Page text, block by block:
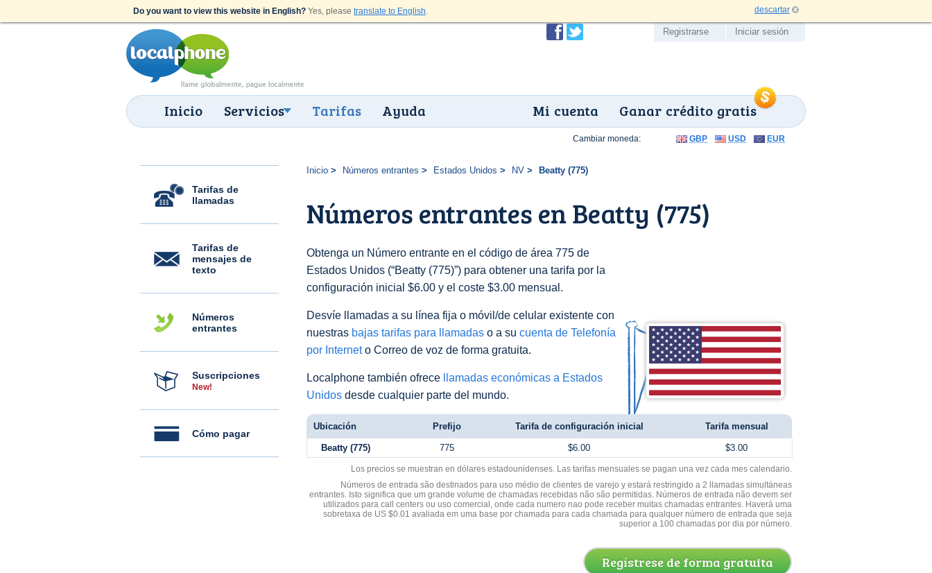
Do you want to view this website in English? Yes, please translate to English. descartar
Inicio Servicios Tarifas Ayuda Ganar crédito gratis
Mi cuenta
Registrarse Iniciar sesión
Tarifas de
llamadas
Tarifas de
mensajes de
texto
Números
entrantes
Suscripciones
New!
Cómo pagar
Inicio Números entrantes Estados Unidos NV Beatty (775)
Números entrantes en Beatty (775)
Obtenga un Número entrante en el código de área 775 de
Estados Unidos (“Beatty (775)”) para obtener una tarifa por la
configuración inicial $6.00 y el coste $3.00 mensual.
Desvíe llamadas a su línea fija o móvil/de celular existente con
nuestras bajas tarifas para llamadas o a su cuenta de Telefonía
por Interneto Correo de voz de forma gratuita.
Localphone también ofrece
llamadas económicas a Estados
Unidos desde cualquier parte del mundo.
Cambiar moneda: GBP USD EUR
Ubicación Prefijo Tarifa de configuración inicial Tarifa mensual
Beatty (775) 775 $6.00 $3.00
Los precios se muestran en dólares estadounidenses. Las tarifas mensuales se pagan una vez cada mes calendario.
Números de entrada são destinados para uso médio de clientes de varejo y estará restringido a 2 llamadas simultáneas
entrantes. Isto significa que um grande volume de chamadas recebidas não são permitidas. Números de entrada não devem ser
utilizados para call centers ou uso comercial, onde cada numero nao pode receber muitas chamadas entrantes. Haverá uma
sobretaxa de US $0.01 avaliada em uma base por chamada para cada chamada para qualquer número de entrada que seja
superior a 100 chamadas por dia por número.
Regístrese de forma gratuita